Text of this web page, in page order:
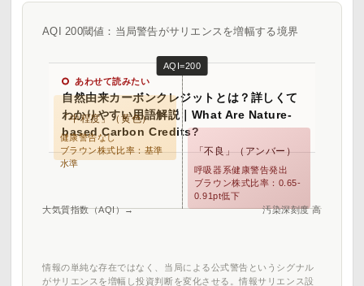
AQI 200閾値：当局警告がサリエンスを増幅する境界
AQI=200
「中程度」（黄色）
健康警告なし
ブラウン株式比率：基準
水準
「不良」（アンバー）
呼吸器系健康警告発出
ブラウン株式比率：0.65-
0.91pt低下
大気質指数（AQI）→
汚染深刻度 高
あわせて読みたい
自然由来カーボンクレジットとは？詳しくて
わかりやすい用語解説｜What Are Nature-
based Carbon Credits?
情報の単純な存在ではなく、当局による公式警告というシグナル
がサリエンスを増幅し投資判断を変化させる。情報サリエンス設